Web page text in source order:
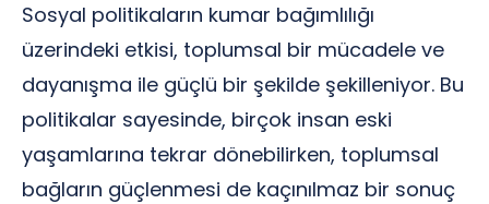
Sosyal politikaların kumar bağımlılığı
üzerindeki etkisi, toplumsal bir mücadele ve
dayanışma ile güçlü bir şekilde şekilleniyor. Bu
politikalar sayesinde, birçok insan eski
yaşamlarına tekrar dönebilirken, toplumsal
bağların güçlenmesi de kaçınılmaz bir sonuç